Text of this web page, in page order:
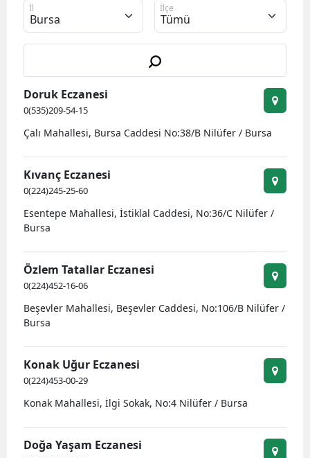
Bilecik
Bingöl
Burdur
Bursa
Çankırı
İl İlçe
Doruk Eczanesi
0(535)209-54-15
Çalı Mahallesi, Bursa Caddesi No:38/B Nilüfer / Bursa
Kıvanç Eczanesi
0(224)245-25-60
Esentepe Mahallesi, İstiklal Caddesi, No:36/C Nilüfer /
Bursa
Özlem Tatallar Eczanesi
0(224)452-16-06
Beşevler Mahallesi, Beşevler Caddesi, No:106/B Nilüfer /
Bursa
Konak Uğur Eczanesi
0(224)453-00-29
Konak Mahallesi, İlgi Sokak, No:4 Nilüfer / Bursa
Doğa Yaşam Eczanesi